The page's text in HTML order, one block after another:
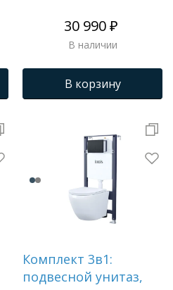
30 990 ₽
В наличии
В корзину
Комплект 3в1:
подвесной унитаз,